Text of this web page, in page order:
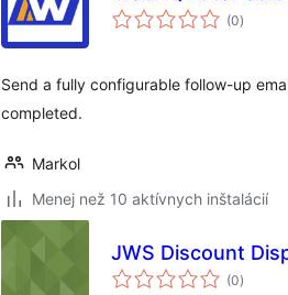
(0celkové
)
Send a fully configurable follow-up
completed.
Markol
Menej než 10 aktívnych inštalácií
JWS Discount
(0celkové
)